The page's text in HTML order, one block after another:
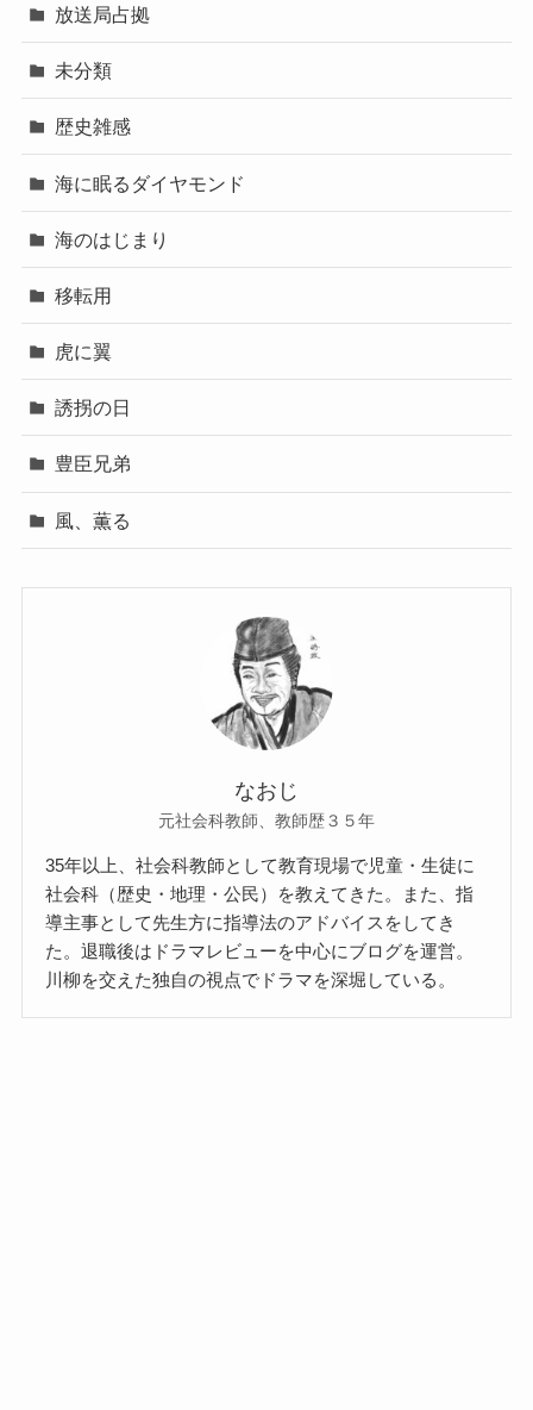
放送局占拠
未分類
歴史雑感
海に眠るダイヤモンド
海のはじまり
移転用
虎に翼
誘拐の日
豊臣兄弟
風、薫る
なおじ
元社会科教師、教師歴３５年
35年以上、社会科教師として教育現場で児童・生徒に
社会科（歴史・地理・公民）を教えてきた。また、指
導主事として先生方に指導法のアドバイスをしてき
た。退職後はドラマレビューを中心にブログを運営。
川柳を交えた独自の視点でドラマを深堀している。